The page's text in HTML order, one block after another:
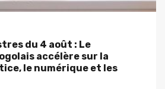
du 4 août : Le
accélère sur la
le numérique et les